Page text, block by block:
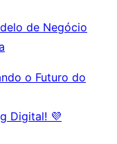
de Negócio
o Futuro do
Digital! 💜